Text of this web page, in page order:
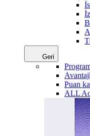
Geri
Puan
ALL